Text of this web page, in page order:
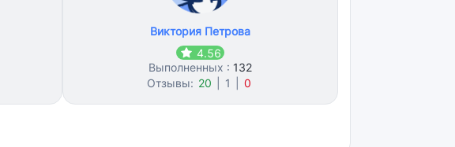
Виктория Петрова
4.56
Выполненных : 132
Отзывы: 20 1 0